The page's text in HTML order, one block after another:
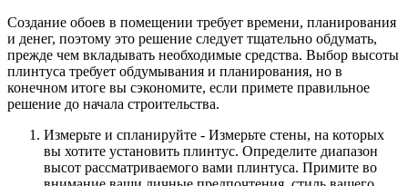
Создание обоев в помещении требует времени, планирования
и денег, поэтому это решение следует тщательно обдумать,
прежде чем вкладывать необходимые средства. Выбор высоты
плинтуса требует обдумывания и планирования, но в
конечном итоге вы сэкономите, если примете правильное
решение до начала строительства.
Измерьте и спланируйте - Измерьте стены, на которых
вы хотите установить плинтус. Определите диапазон
высот рассматриваемого вами плинтуса. Примите во